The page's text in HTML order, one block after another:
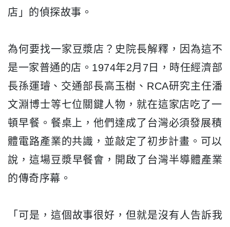
店」的偵探故事。
為何要找一家豆漿店？史院長解釋，因為這不
是一家普通的店。 1974年2月7日，時任經濟部
長孫運璿、交通部長高玉樹、 RCA研究主任潘
文淵博士等七位關鍵人物， 就在這家店吃了一
頓早餐。餐桌上，他們達成了台灣必須發展積
體電路產業的共識，並敲定了初步計畫。 可以
說，這場豆漿早餐會，開啟了台灣半導體產業
的傳奇序幕。
「可是，這個故事很好，但就是沒有人告訴我